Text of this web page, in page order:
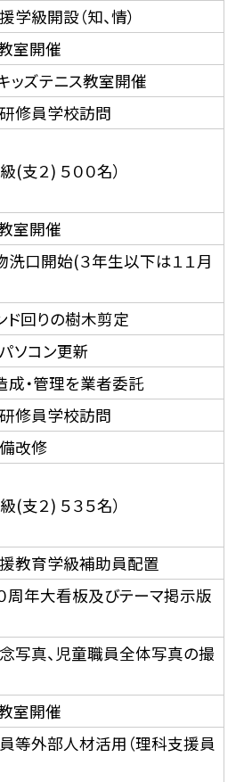
学級開設（知、情）
室開催
ッズテニス教室開催
研修員学校訪問
級(支２) ５００名）
室開催
洗口開始(３年生以下は１１月
ド回りの樹木剪定
ソコン更新
成・管理を業者委託
研修員学校訪問
改修
級(支２) ５３５名）
教育学級補助員配置
周年大看板及びテーマ掲示版
写真、児童職員全体写真の撮
室開催
等外部人材活用（理科支援員